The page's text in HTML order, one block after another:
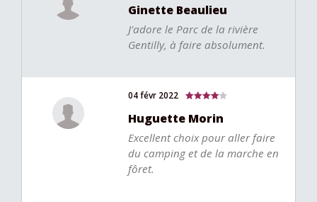
Ginette Beaulieu
J'adore le Parc de la rivière
Gentilly, à faire absolument.
04 févr 2022
Huguette Morin
Excellent choix pour aller faire
du camping et de la marche en
fôret.